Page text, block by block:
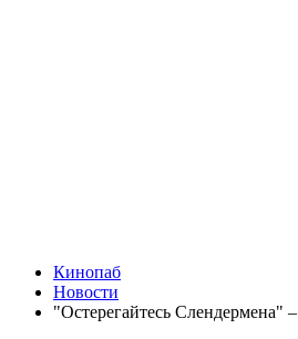
Кинопаб
Новости
"Остерегайтесь Слендермена" –